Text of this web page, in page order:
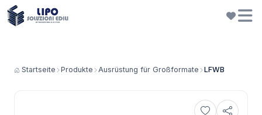
Startseite Produkte Ausrüstung für Großformate LFWB